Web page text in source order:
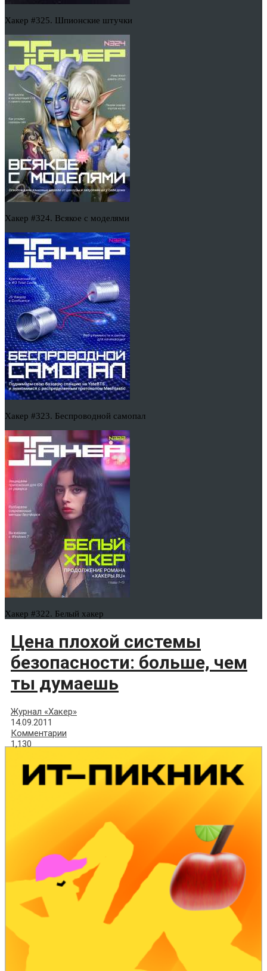
Хакер #325. Шпионские штучки
Хакер #324. Всякое с моделями
Хакер #323. Беспроводной самопал
Хакер #322. Белый хакер
Цена плохой системы
безопасности: больше, чем
ты думаешь
Журнал «Хакер»
14.09.2011
Комментарии
1,130